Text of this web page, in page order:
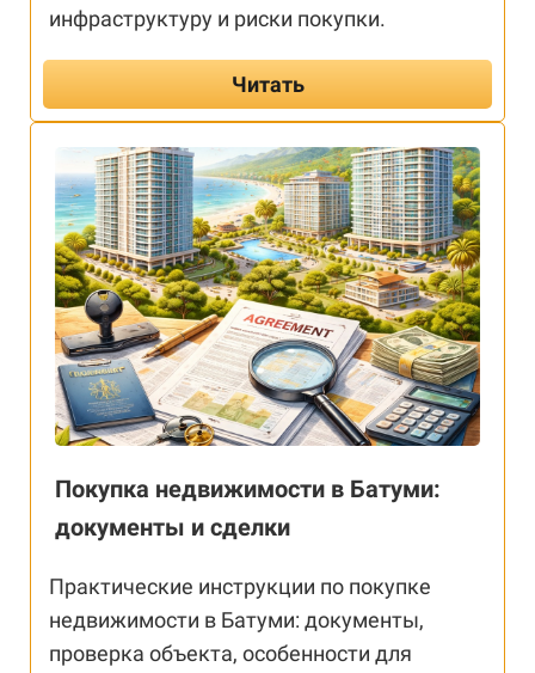
инфраструктуру и риски покупки.
Читать
Покупка недвижимости в Батуми:
документы и сделки
Практические инструкции по покупке
недвижимости в Батуми: документы,
проверка объекта, особенности для